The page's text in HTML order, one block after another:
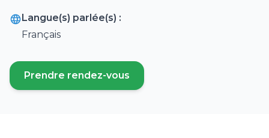
Langue(s) parlée(s) :
Français
Prendre rendez-vous
(ouvre un nouvel onglet)